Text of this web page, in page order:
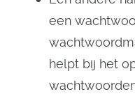
een
helpt bij het